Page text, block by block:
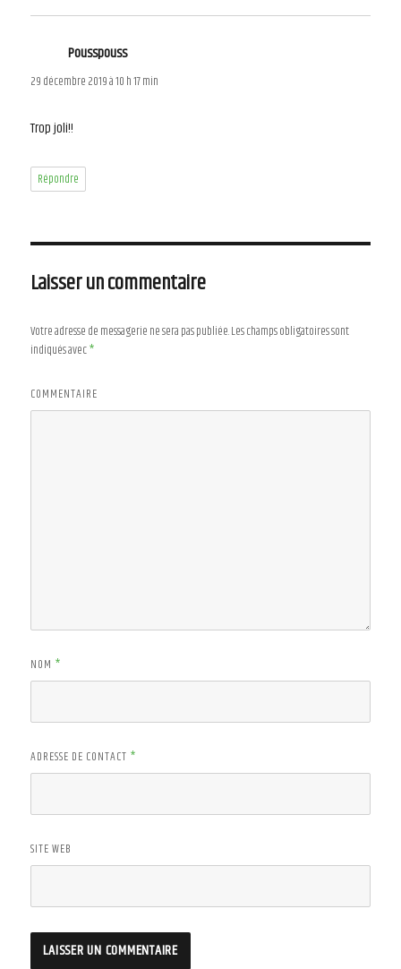
Pousspoussdit :
29 décembre 2019 à 10 h 17 min
Trop joli!!
Répondre
Laisser un commentaire
Votre adresse de messagerie ne sera pas publiée.Les champs obligatoires sont
indiqués avec*
COMMENTAIRE
NOM *
ADRESSE DE CONTACT *
SITE WEB